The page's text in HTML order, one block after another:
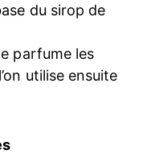
du sirop de
parfume les
utilise ensuite